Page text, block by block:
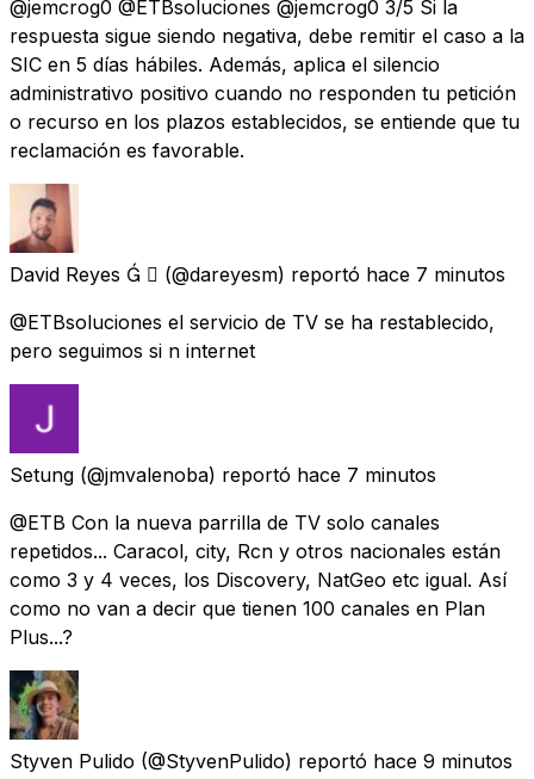
@jemcrog0 @ETBsoluciones @jemcrog0 3/5 Si la
respuesta sigue siendo negativa, debe remitir el caso a la
SIC en 5 días hábiles. Además, aplica el silencio
administrativo positivo cuando no responden tu petición
o recurso en los plazos establecidos, se entiende que tu
reclamación es favorable.
David Reyes   (@dareyesm) reportó hace 7 minutos
@ETBsoluciones el servicio de TV se ha restablecido,
pero seguimos si n internet
Setung (@jmvalenoba) reportó hace 7 minutos
@ETB Con la nueva parrilla de TV solo canales
repetidos... Caracol, city, Rcn y otros nacionales están
como 3 y 4 veces, los Discovery, NatGeo etc igual. Así
como no van a decir que tienen 100 canales en Plan
Plus...?
Styven Pulido (@StyvenPulido) reportó hace 9 minutos